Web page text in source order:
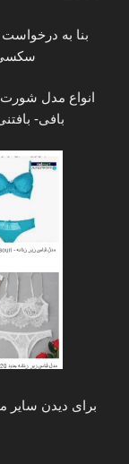
بنا به
سکسی
انواع مدل
بافی-
برای دیدن سایر